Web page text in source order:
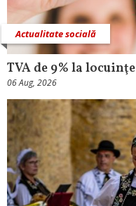
Actualitate socială
TVA de 9% la locuinţe
06 Aug, 2026